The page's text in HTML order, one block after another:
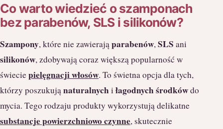
Co warto wiedzieć o szamponach
bez parabenów, SLS i silikonów?
Szampony, które nie zawierająparabenów, SLS ani
silikonów, zdobywają coraz większą popularność w
świeciepielęgnacji włosów. To świetna opcja dla tych,
którzy poszukująnaturalnych i łagodnych środkówdo
mycia. Tego rodzaju produkty wykorzystują delikatne
substancje powierzchniowo czynne, skutecznie